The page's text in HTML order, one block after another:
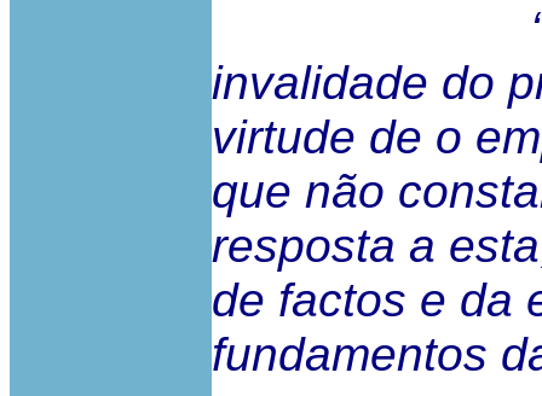
“O
invalidade do
virtude de o
que não
resposta a
de factos e da
fundamentos